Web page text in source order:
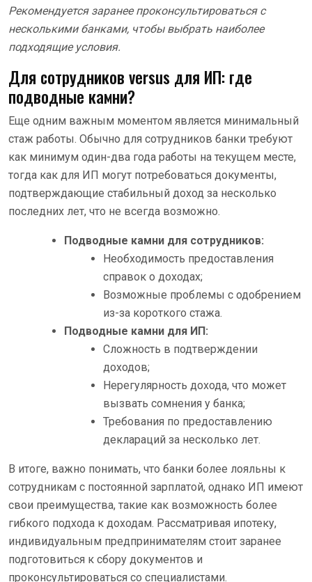
Рекомендуется заранее проконсультироваться с
несколькими банками, чтобы выбрать наиболее
подходящие условия.
Для сотрудников versus для ИП: где
подводные камни?
Еще одним важным моментом является минимальный
стаж работы. Обычно для сотрудников банки требуют
как минимум один-два года работы на текущем месте,
тогда как для ИП могут потребоваться документы,
подтверждающие стабильный доход за несколько
последних лет, что не всегда возможно.
Подводные камни для сотрудников:
Необходимость предоставления
справок о доходах;
Возможные проблемы с одобрением
из-за короткого стажа.
Подводные камни для ИП:
Сложность в подтверждении
доходов;
Нерегулярность дохода, что может
вызвать сомнения у банка;
Требования по предоставлению
деклараций за несколько лет.
В итоге, важно понимать, что банки более лояльны к
сотрудникам с постоянной зарплатой, однако ИП имеют
свои преимущества, такие как возможность более
гибкого подхода к доходам. Рассматривая ипотеку,
индивидуальным предпринимателям стоит заранее
подготовиться к сбору документов и
проконсультироваться со специалистами.